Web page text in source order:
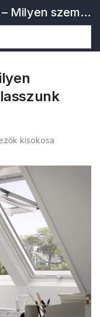
Építkezők kisokosa – Milyen szempontok alapján válasszunk tetőtéri ablakot?
kisokosa